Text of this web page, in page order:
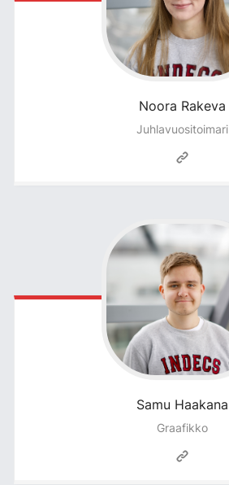
Noora Rakeva
Juhlavuositoimari
Samu Haakana
Graafikko